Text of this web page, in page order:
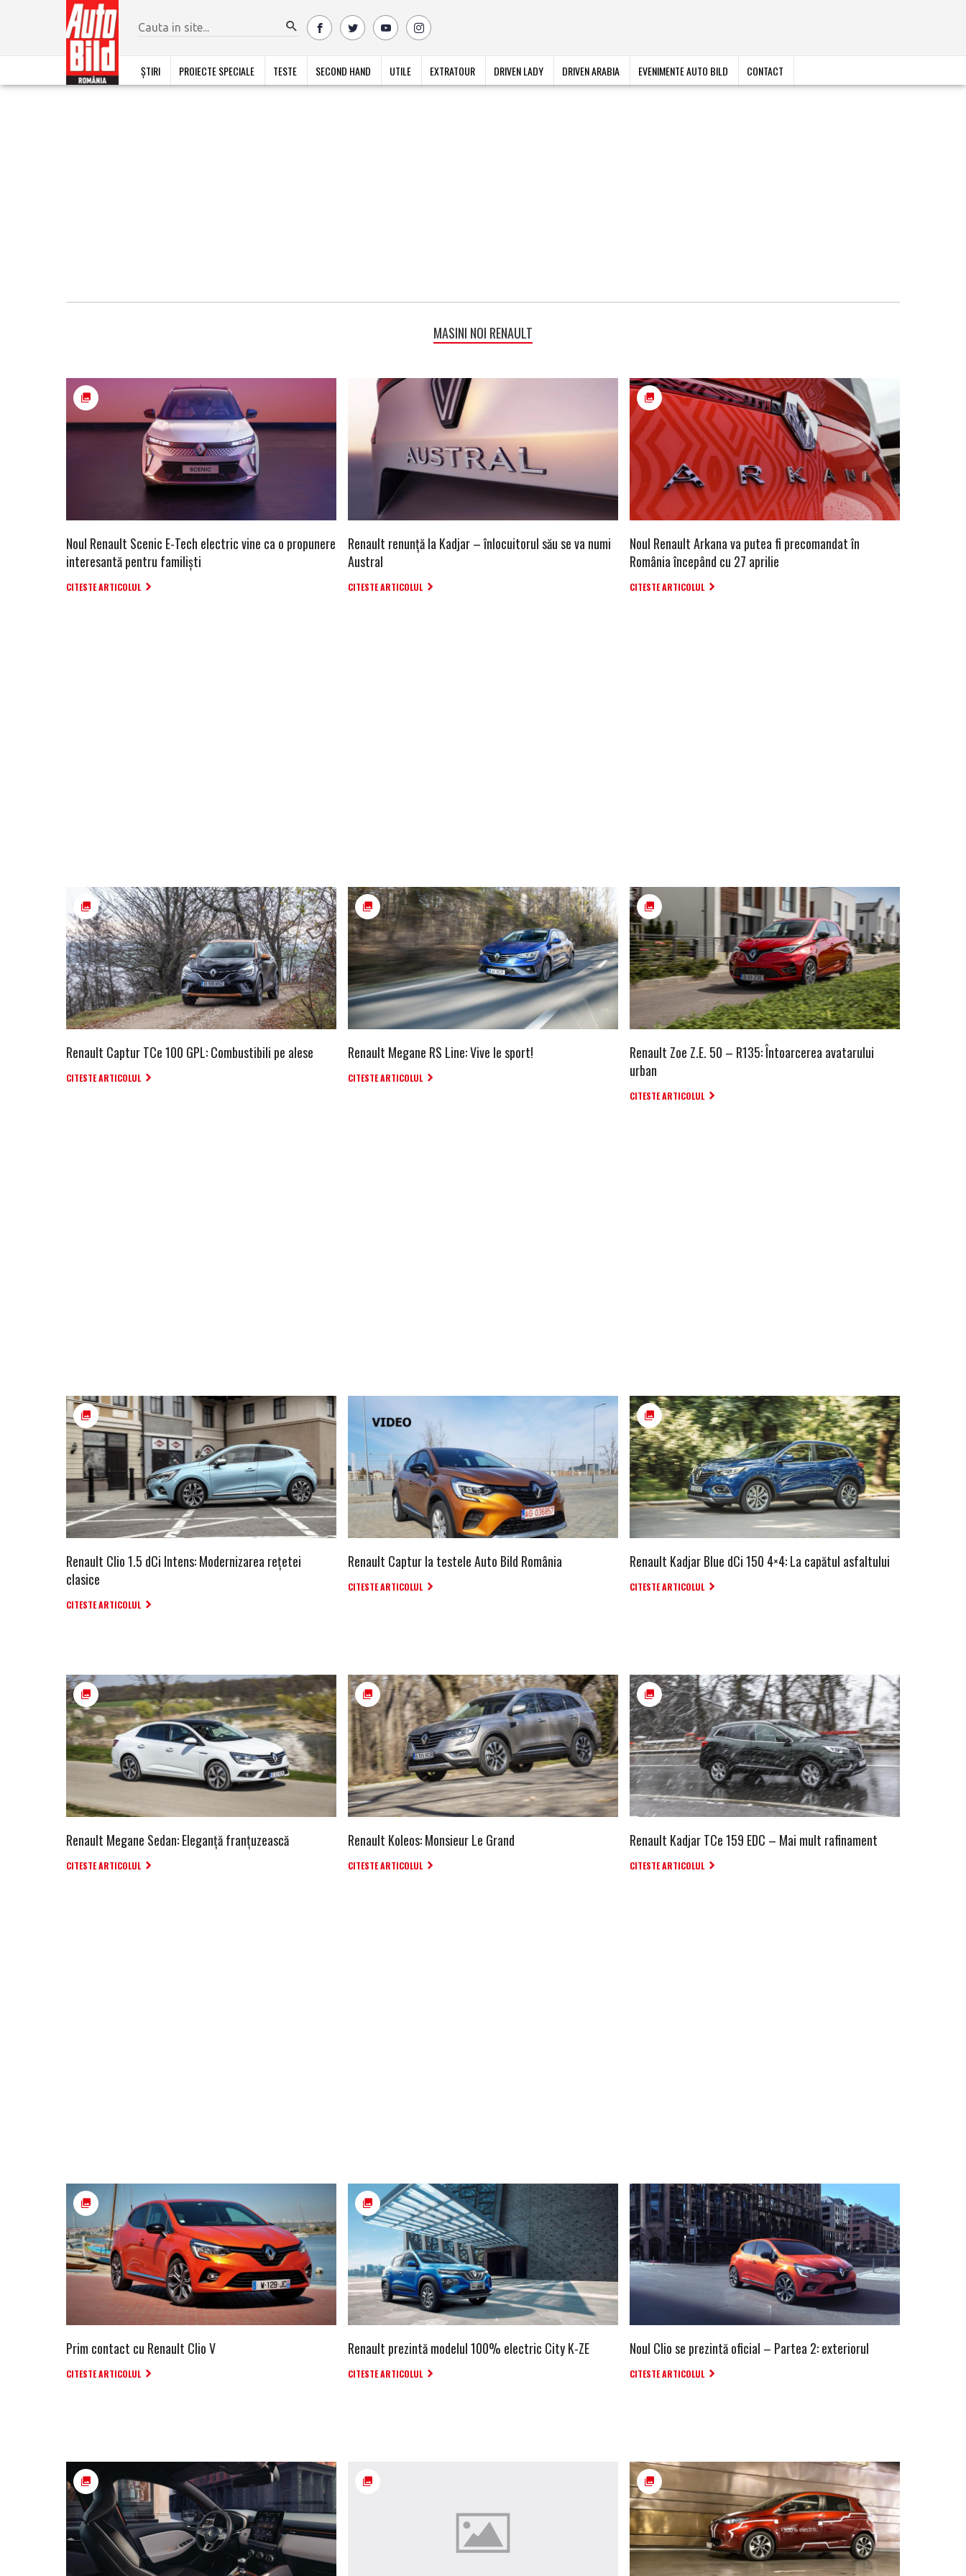
ȘTIRI PROIECTE SPECIALE TESTE SECOND HAND UTILE EXTRATOUR DRIVEN LADY DRIVEN ARABIA EVENIMENTE AUTO BILD CONTACT
MASINI NOI RENAULT
Noul Renault Scenic E-Tech electric vine ca o propunere
interesantă pentru familiști
CITESTE ARTICOLUL
Renault renunță la Kadjar – înlocuitorul său se va numi
Austral
CITESTE ARTICOLUL
Noul Renault Arkana va putea fi precomandat în
România începând cu 27 aprilie
CITESTE ARTICOLUL
Renault Captur TCe 100 GPL: Combustibili pe alese
CITESTE ARTICOLUL
Renault Megane RS Line: Vive le sport!
CITESTE ARTICOLUL
Renault Zoe Z.E. 50 – R135: Întoarcerea avatarului
urban
CITESTE ARTICOLUL
Renault Clio 1.5 dCi Intens: Modernizarea rețetei
clasice
CITESTE ARTICOLUL
Renault Captur la testele Auto Bild România
CITESTE ARTICOLUL
Renault Kadjar Blue dCi 150 4×4: La capătul asfaltului
CITESTE ARTICOLUL
Renault Megane Sedan: Eleganță franțuzească
CITESTE ARTICOLUL
Renault Koleos: Monsieur Le Grand
CITESTE ARTICOLUL
Renault Kadjar TCe 159 EDC – Mai mult rafinament
CITESTE ARTICOLUL
Prim contact cu Renault Clio V
CITESTE ARTICOLUL
Renault prezintă modelul 100% electric City K-ZE
CITESTE ARTICOLUL
Noul Clio se prezintă oficial – Partea 2: exteriorul
CITESTE ARTICOLUL